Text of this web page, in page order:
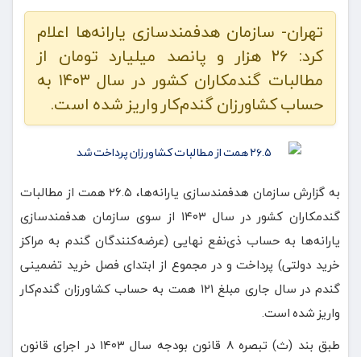
تهران- سازمان هدفمندسازی یارانه‌ها اعلام
کرد: ۲۶ هزار و پانصد میلیارد تومان از
مطالبات گندمکاران کشور در سال ۱۴۰۳ به
حساب کشاورزان گندم‌کار واریز شده است.
به گزارش سازمان هدفمندسازی یارانه‌ها، ۲۶.۵ همت از مطالبات
گندمکاران کشور در سال ۱۴۰۳ از سوی سازمان هدفمندسازی
یارانه‌ها به حساب ذی‌نفع نهایی (عرضه‌کنندگان گندم به مراکز
خرید دولتی) پرداخت و در مجموع از ابتدای فصل خرید تضمینی
گندم در سال جاری مبلغ ۱۲۱ همت به حساب کشاورزان گندم‌کار
واریز شده است.
طبق بند (ث) تبصره ۸ قانون بودجه سال ۱۴۰۳ در اجرای قانون